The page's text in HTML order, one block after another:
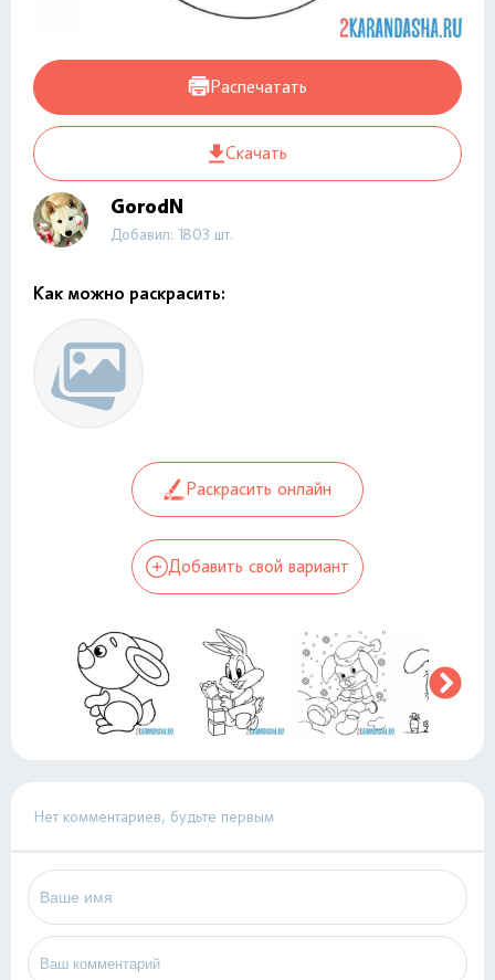
Распечатать
Скачать
GorodN
Добавил: 1803 шт.
Как можно раскрасить:
Раскрасить онлайн
Добавить свой вариант
Нет комментариев, будьте первым